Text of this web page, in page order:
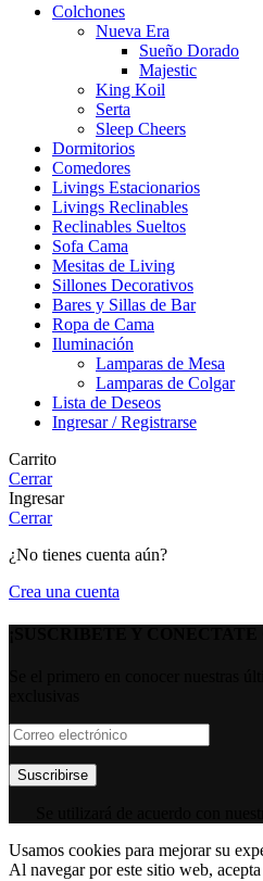
Colchones
Nueva Era
Sueño Dorado
Majestic
King Koil
Serta
Sleep Cheers
Dormitorios
Comedores
Livings Estacionarios
Livings Reclinables
Reclinables Sueltos
Sofa Cama
Mesitas de Living
Sillones Decorativos
Bares y Sillas de Bar
Ropa de Cama
Iluminación
Lamparas de Mesa
Lamparas de Colgar
Lista de Deseos
Ingresar / Registrarse
Carrito
Cerrar
Ingresar
Cerrar
¿No tienes cuenta aún?
Crea una cuenta
Usamos cookies para mejorar su
Al navegar por este sitio web,